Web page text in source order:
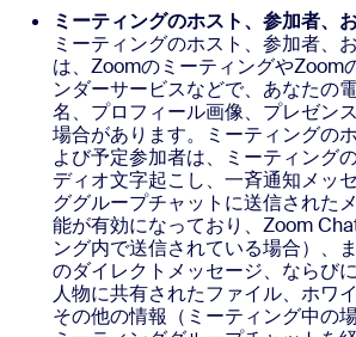
ミーティングのホスト、参加者、
ミーティングのホスト、参加者、
は、ZoomのミーティングやZoom
ンダーサービスなどで、あなたの
名、プロフィール画像、プレゼン
場合があります。ミーティングの
よび予定参加者は、ミーティング
ディオ文字起こし、一斉通知メッ
ググループチャットに送信された
能が有効になっており、Zoom
ング内で送信されている場合）、
のダイレクトメッセージ、ならび
人物に共有されたファイル、ホワ
その他の情報（ミーティング中の